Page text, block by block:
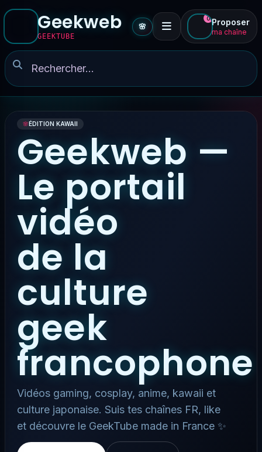
Geekweb
GEEKTUBE
🌸
0 Proposer
ma chaîne
🌸ÉDITION KAWAII
Geekweb —
Le portail
vidéo
de la
culture
geek
francophone
Vidéos gaming, cosplay, anime, kawaii et
culture japonaise. Suis tes chaînes FR, like
et découvre le GeekTube made in France ✨